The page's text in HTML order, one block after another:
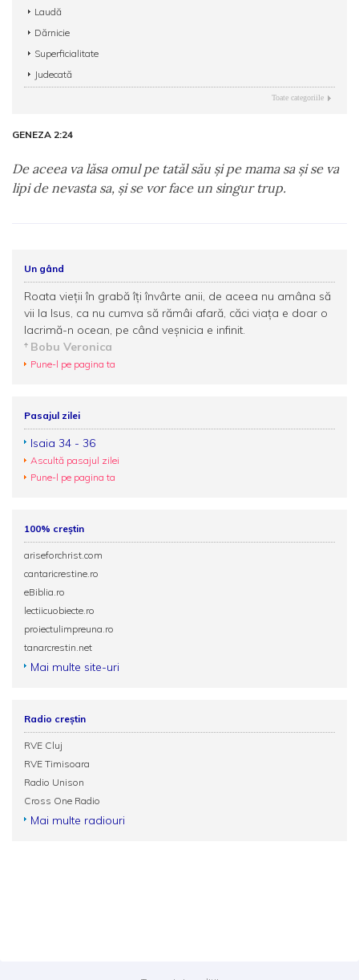
Laudă
Dărnicie
Superficialitate
Judecată
Toate categoriile
GENEZA 2:24
De aceea va lăsa omul pe tatăl său şi pe mama sa şi se va
lipi de nevasta sa, şi se vor face un singur trup.
Un gând
Roata vieţii în grabă îţi învârte anii, de aceea nu amâna să
vii la Isus, ca nu cumva să rămâi afară, căci viaţa e doar o
lacrimă-n ocean, pe când veşnicia e infinit.
Bobu Veronica
Pune-l pe pagina ta
Pasajul zilei
Isaia 34 - 36
Ascultă pasajul zilei
Pune-l pe pagina ta
100% creștin
ariseforchrist.com
cantaricrestine.ro
eBiblia.ro
lectiicuobiecte.ro
proiectulimpreuna.ro
tanarcrestin.net
Mai multe site-uri
Radio creștin
RVE Cluj
RVE Timisoara
Radio Unison
Cross One Radio
Mai multe radiouri